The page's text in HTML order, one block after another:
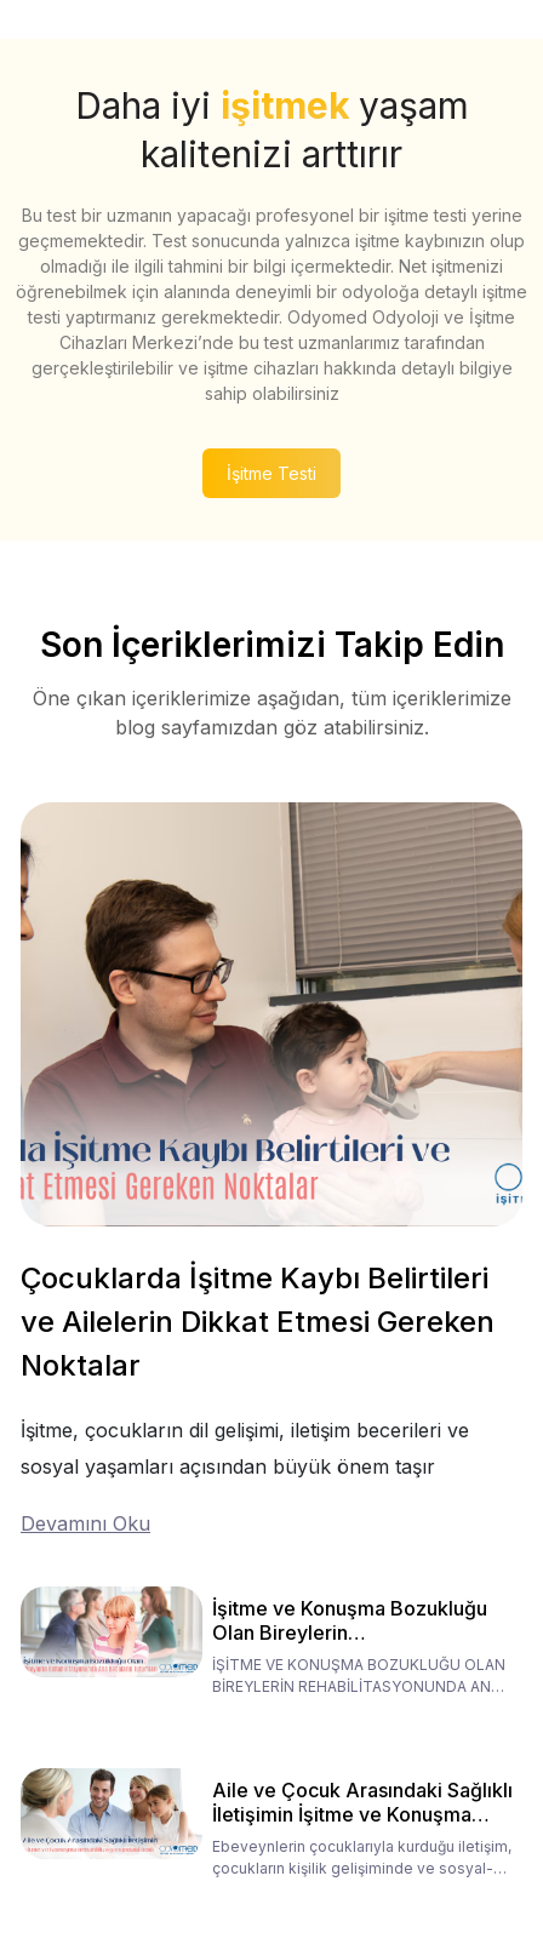
Daha iyi işitmek yaşam
kalitenizi arttırır
Bu test bir uzmanın yapacağı profesyonel bir işitme testi yerine
geçmemektedir. Test sonucunda yalnızca işitme kaybınızın olup
olmadığı ile ilgili tahmini bir bilgi içermektedir. Net işitmenizi
öğrenebilmek için alanında deneyimli bir odyoloğa detaylı işitme
testi yaptırmanız gerekmektedir. Odyomed Odyoloji ve İşitme
Cihazları Merkezi’nde bu test uzmanlarımız tarafından
gerçekleştirilebilir ve işitme cihazları hakkında detaylı bilgiye
sahip olabilirsiniz
İşitme Testi
Son İçeriklerimizi Takip Edin
Öne çıkan içeriklerimize aşağıdan, tüm içeriklerimize
blog sayfamızdan göz atabilirsiniz.
Çocuklarda İşitme Kaybı Belirtileri
ve Ailelerin Dikkat Etmesi Gereken
Noktalar
İşitme, çocukların dil gelişimi, iletişim becerileri ve
sosyal yaşamları açısından büyük önem taşır
Devamını Oku
İşitme ve Konuşma Bozukluğu
Olan Bireylerin
Rehabilitasyonunda Ana
Babaların Tutumları
İŞİTME VE KONUŞMA BOZUKLUĞU OLAN
BİREYLERİN REHABİLİTASYONUNDA ANA
Aile ve Çocuk Arasındaki Sağlıklı
İletişimin İşitme ve Konuşma
Rehabilitasyonundaki Rolü
Ebeveynlerin çocuklarıyla kurduğu iletişim,
çocukların kişilik gelişiminde ve sosyal-